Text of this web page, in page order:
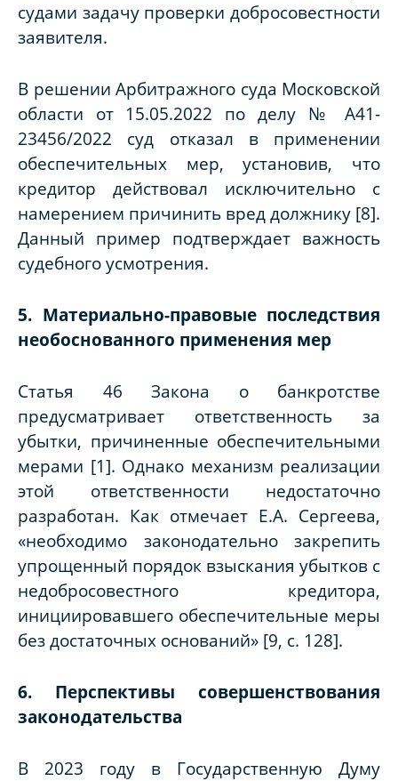
судами задачу проверки добросовестности
заявителя.
В решении Арбитражного суда Московской
области от 15.05.2022 по делу № А41-
23456/2022 суд отказал в применении
обеспечительных мер, установив, что
кредитор действовал исключительно с
намерением причинить вред должнику [8].
Данный пример подтверждает важность
судебного усмотрения.
5. Материально-правовые последствия
необоснованного применения мер
Статья 46 Закона о банкротстве
предусматривает ответственность за
убытки, причиненные обеспечительными
мерами [1]. Однако механизм реализации
этой ответственности недостаточно
разработан. Как отмечает Е.А. Сергеева,
«необходимо законодательно закрепить
упрощенный порядок взыскания убытков с
недобросовестного кредитора,
инициировавшего обеспечительные меры
без достаточных оснований» [9, с. 128].
6. Перспективы совершенствования
законодательства
В 2023 году в Государственную Думу